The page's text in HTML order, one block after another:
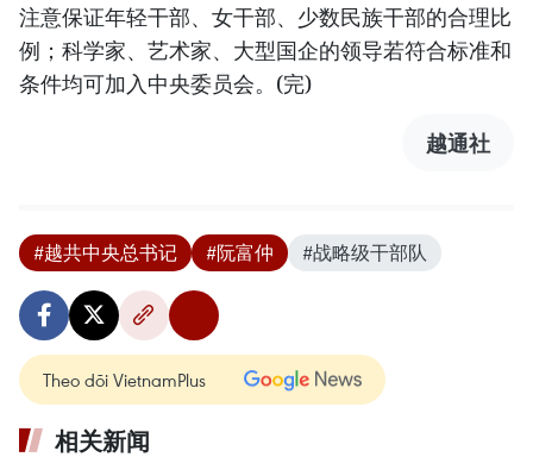
注意保证年轻干部、女干部、少数民族干部的合理比
例；科学家、艺术家、大型国企的领导若符合标准和
条件均可加入中央委员会。(完)
越通社
#越共中央总书记 #阮富仲 #战略级干部队
Theo dõi VietnamPlus
相关新闻